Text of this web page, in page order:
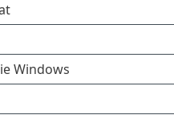
Windows